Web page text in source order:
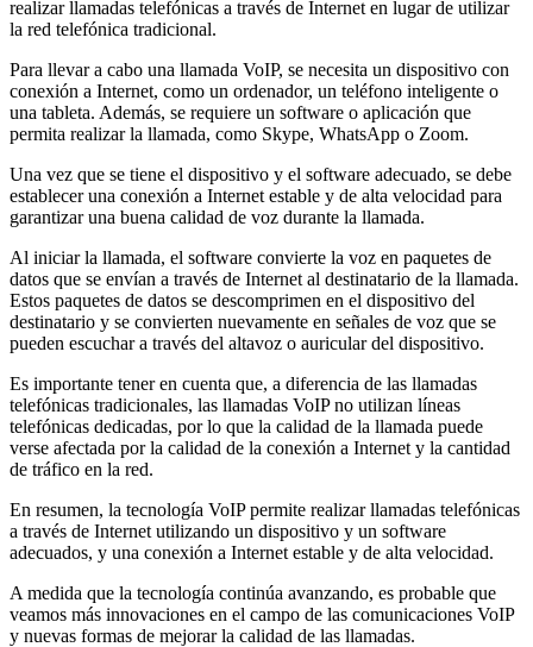
realizar llamadas telefónicas a través de Internet en lugar de utilizar
la red telefónica tradicional.
Para llevar a cabo una llamada VoIP, se necesita un dispositivo con
conexión a Internet, como un ordenador, un teléfono inteligente o
una tableta. Además, se requiere un software o aplicación que
permita realizar la llamada, como Skype, WhatsApp o Zoom.
Una vez que se tiene el dispositivo y el software adecuado, se debe
establecer una conexión a Internet estable y de alta velocidad para
garantizar una buena calidad de voz durante la llamada.
Al iniciar la llamada, el software convierte la voz en paquetes de
datos que se envían a través de Internet al destinatario de la llamada.
Estos paquetes de datos se descomprimen en el dispositivo del
destinatario y se convierten nuevamente en señales de voz que se
pueden escuchar a través del altavoz o auricular del dispositivo.
Es importante tener en cuenta que, a diferencia de las llamadas
telefónicas tradicionales, las llamadas VoIP no utilizan líneas
telefónicas dedicadas, por lo que la calidad de la llamada puede
verse afectada por la calidad de la conexión a Internet y la cantidad
de tráfico en la red.
En resumen, la tecnología VoIP permite realizar llamadas telefónicas
a través de Internet utilizando un dispositivo y un software
adecuados, y una conexión a Internet estable y de alta velocidad.
A medida que la tecnología continúa avanzando, es probable que
veamos más innovaciones en el campo de las comunicaciones VoIP
y nuevas formas de mejorar la calidad de las llamadas.